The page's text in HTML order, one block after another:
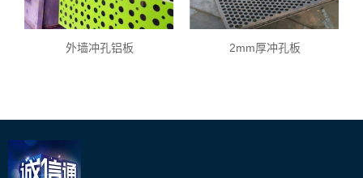
外墙冲孔铝板 2mm厚冲孔板